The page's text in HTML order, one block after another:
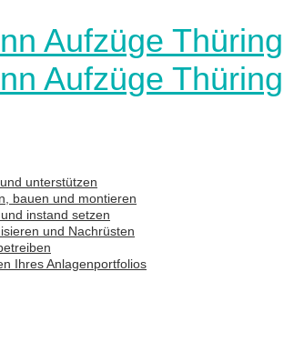
unterstützen
bauen und montieren
instand setzen
und Nachrüsten
Ihres Anlagenportfolios